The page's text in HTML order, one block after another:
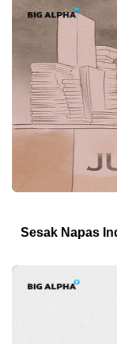
Sesak Napas